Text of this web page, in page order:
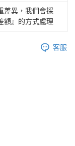
差異，我們會採
額』的方式處理
客服